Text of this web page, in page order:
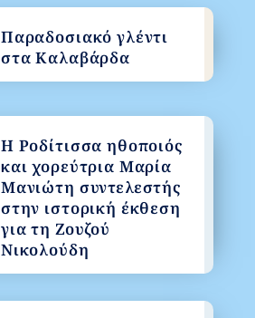
Η Ροδίτισσα ηθοποιός
και χορεύτρια Μαρία
Μανιώτη συντελεστής
στην ιστορική έκθεση
για τη Ζουζού
Νικολούδη
Παραδοσιακό γλέντι
στα Καλαβάρδα